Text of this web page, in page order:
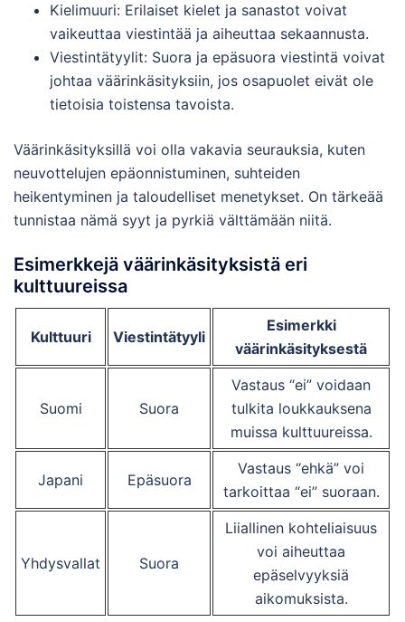
Kielimuuri: Erilaiset kielet ja sanastot voivat
vaikeuttaa viestintää ja aiheuttaa sekaannusta.
Viestintätyylit: Suora ja epäsuora viestintä voivat
johtaa väärinkäsityksiin, jos osapuolet eivät ole
tietoisia toistensa tavoista.
Väärinkäsityksillä voi olla vakavia seurauksia, kuten
neuvottelujen epäonnistuminen, suhteiden
heikentyminen ja taloudelliset menetykset. On tärkeää
tunnistaa nämä syyt ja pyrkiä välttämään niitä.
Esimerkkejä väärinkäsityksistä eri
kulttuureissa
Kulttuuri Viestintätyyli
Esimerkki
väärinkäsityksestä
Suomi Suora
Vastaus “ei” voidaan
tulkita loukkauksena
muissa kulttuureissa.
Japani Epäsuora
Vastaus “ehkä” voi
tarkoittaa “ei” suoraan.
Yhdysvallat Suora
Liiallinen kohteliaisuus
voi aiheuttaa
epäselvyyksiä
aikomuksista.